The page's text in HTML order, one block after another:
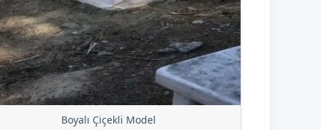
Boyalı Çiçekli Model